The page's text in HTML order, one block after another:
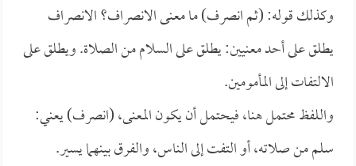
وكذلك قوله: (ثم انصرف) ما معنى الانصراف؟ الانصراف
يطلق على أحد معنيين: يطلق على السلام من الصلاة. ويطلق على
الالتفات إلى المأمومين.
واللفظ محتمل هنا، فيحتمل أن يكون المعنى، (انصرف) يعني:
سلم من صلاته، أو التفت إلى الناس، والفرق بينهما يسير.